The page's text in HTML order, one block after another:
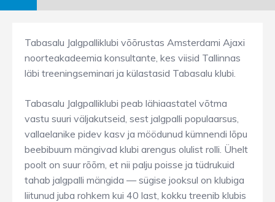
Tabasalu Jalgpalliklubi võõrustas Amsterdami Ajaxi
noorteakadeemia konsultante, kes viisid Tallinnas
läbi treeningseminari ja külastasid Tabasalu klubi.
Tabasalu Jalgpalliklubi peab lähiaastatel võtma
vastu suuri väljakutseid, sest jalgpalli populaarsus,
vallaelanike pidev kasv ja möödunud kümnendi lõpu
beebibuum mängivad klubi arengus olulist rolli. Ühelt
poolt on suur rõõm, et nii palju poisse ja tüdrukuid
tahab jalgpalli mängida — sügise jooksul on klubiga
liitunud juba rohkem kui 40 last, kokku treenib klubis